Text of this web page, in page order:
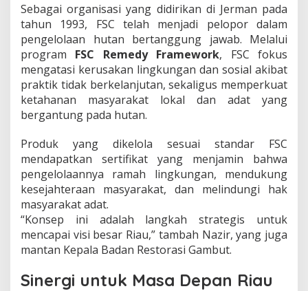
Sebagai organisasi yang didirikan di Jerman pada
tahun 1993, FSC telah menjadi pelopor dalam
pengelolaan hutan bertanggung jawab. Melalui
program FSC Remedy Framework, FSC fokus
mengatasi kerusakan lingkungan dan sosial akibat
praktik tidak berkelanjutan, sekaligus memperkuat
ketahanan masyarakat lokal dan adat yang
bergantung pada hutan.
Produk yang dikelola sesuai standar FSC
mendapatkan sertifikat yang menjamin bahwa
pengelolaannya ramah lingkungan, mendukung
kesejahteraan masyarakat, dan melindungi hak
masyarakat adat.
“Konsep ini adalah langkah strategis untuk
mencapai visi besar Riau,” tambah Nazir, yang juga
mantan Kepala Badan Restorasi Gambut.
Sinergi untuk Masa Depan Riau